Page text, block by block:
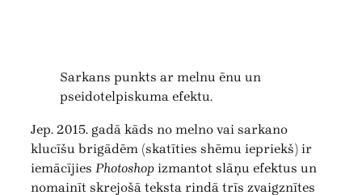
Sarkans punkts ar melnu ēnu un
pseidotelpiskuma efektu.
Jep. 2015. gadā kāds no melno vai sarkano
klucīšu brigādēm (skatīties shēmu iepriekš) ir
iemācījies Photoshop izmantot slāņu efektus un
nomainīt skrejošā teksta rindā trīs zvaigznītes